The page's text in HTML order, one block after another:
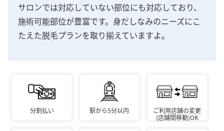
サロンでは対応していない部位にも対応しており、
施術可能部位が豊富です。身だしなみのニーズにこ
たえた脱毛プランを取り揃えていますよ。
分割払い 駅から5分以内
ご利用店舗の変更
(店舗間移動)OK